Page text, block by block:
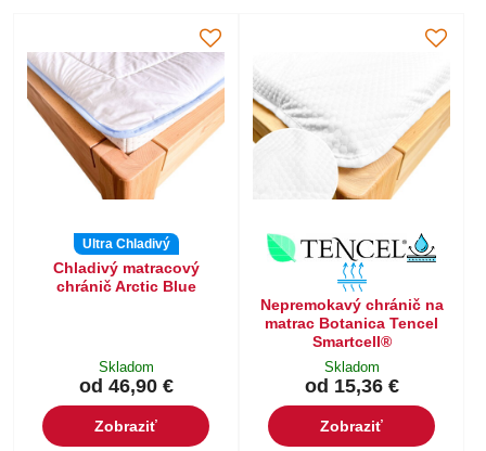
Ultra Chladivý
Chladivý matracový
chránič Arctic Blue
Skladom
od 46,90 €
Zobraziť
Nepremokavý chránič na
matrac Botanica Tencel
Smartcell®
Skladom
od 15,36 €
Zobraziť